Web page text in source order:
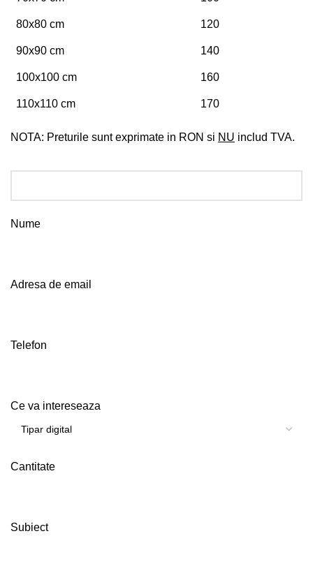
80x80 cm 120
90x90 cm 140
100x100 cm 160
110x110 cm 170
NOTA: Preturile sunt exprimate in RON si NU includ TVA.
Nume
Adresa de email
Telefon
Ce va intereseaza
Cantitate
Subiect